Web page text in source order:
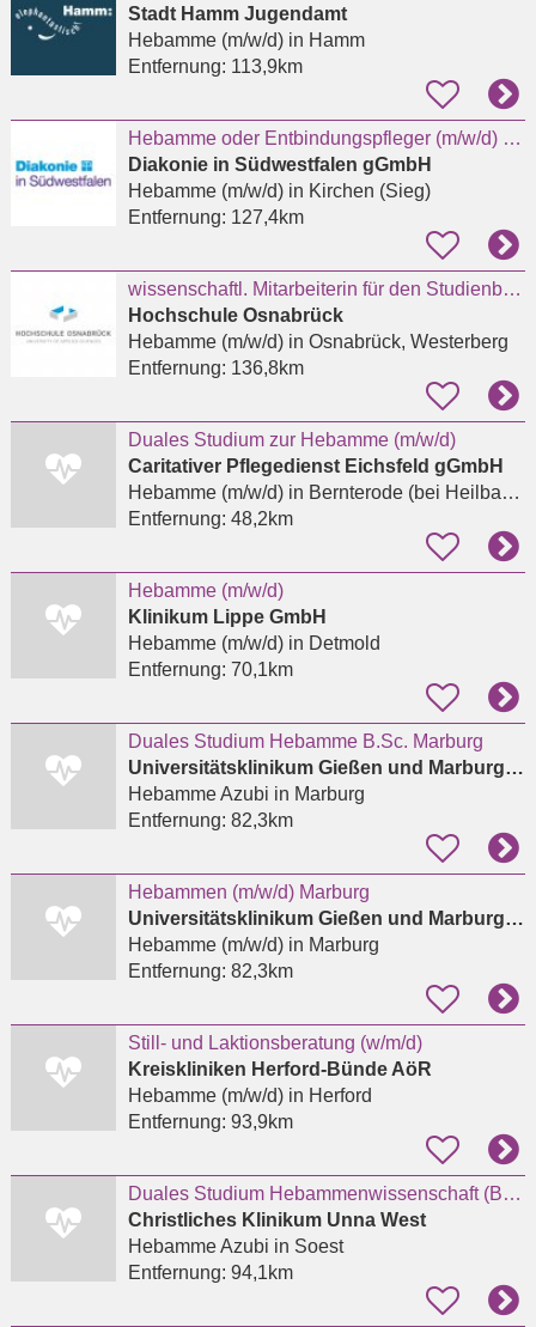
Stadt Hamm Jugendamt
Hebamme (m/w/d)in Hamm
Entfernung: 113,9km
Hebamme oder Entbindungspfleger (m/w/d) für das Kreißsaal-Team in Kirchen
Diakonie in Südwestfalen gGmbH
Hebamme (m/w/d)in Kirchen (Sieg)
Entfernung: 127,4km
wissenschaftl. Mitarbeiterin für den Studienbereich Hebammenwissenschaft
Hochschule Osnabrück
Hebamme (m/w/d)in Osnabrück, Westerberg
Entfernung: 136,8km
Duales Studium zur Hebamme (m/w/d)
Caritativer Pflegedienst Eichsfeld gGmbH
Hebamme (m/w/d)in Bernterode (bei Heilbad Heiligenstadt)
Entfernung: 48,2km
Hebamme (m/w/d)
Klinikum Lippe GmbH
Hebamme (m/w/d)in Detmold
Entfernung: 70,1km
Duales Studium Hebamme B.Sc. Marburg
Universitätsklinikum Gießen und Marburg GmbH
Hebamme Azubi in Marburg
Entfernung: 82,3km
Hebammen (m/w/d) Marburg
Universitätsklinikum Gießen und Marburg GmbH
Hebamme (m/w/d)in Marburg
Entfernung: 82,3km
Still- und Laktionsberatung (w/m/d)
Kreiskliniken Herford-Bünde AöR
Hebamme (m/w/d)in Herford
Entfernung: 93,9km
Duales Studium Hebammenwissenschaft (B.Sc.) Sommersemester 2027
Christliches Klinikum Unna West
Hebamme Azubi in Soest
Entfernung: 94,1km